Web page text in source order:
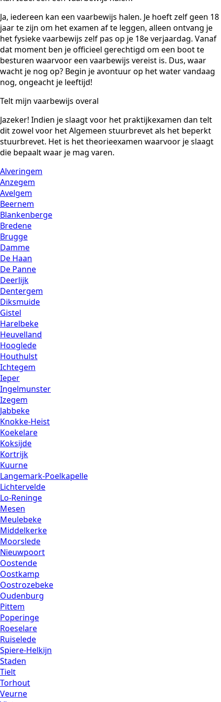
Ja, iedereen kan een vaarbewijs halen. Je hoeft zelf geen 18
jaar te zijn om het examen af te leggen, alleen ontvang je
het fysieke vaarbewijs zelf pas op je 18e verjaardag. Vanaf
dat moment ben je officieel gerechtigd om een boot te
besturen waarvoor een vaarbewijs vereist is. Dus, waar
wacht je nog op? Begin je avontuur op het water vandaag
nog, ongeacht je leeftijd!
Telt mijn vaarbewijs overal
Jazeker! Indien je slaagt voor het praktijkexamen dan telt
dit zowel voor het Algemeen stuurbrevet als het beperkt
stuurbrevet. Het is het theorieexamen waarvoor je slaagt
die bepaalt waar je mag varen.
Alveringem
Anzegem
Avelgem
Beernem
Blankenberge
Bredene
Brugge
Damme
De Haan
De Panne
Deerlijk
Dentergem
Diksmuide
Gistel
Harelbeke
Heuvelland
Hooglede
Houthulst
Ichtegem
Ieper
Ingelmunster
Izegem
Jabbeke
Knokke-Heist
Koekelare
Koksijde
Kortrijk
Kuurne
Langemark-Poelkapelle
Lichtervelde
Lo-Reninge
Mesen
Meulebeke
Middelkerke
Moorslede
Nieuwpoort
Oostende
Oostkamp
Oostrozebeke
Oudenburg
Pittem
Poperinge
Roeselare
Ruiselede
Spiere-Helkijn
Staden
Tielt
Torhout
Veurne